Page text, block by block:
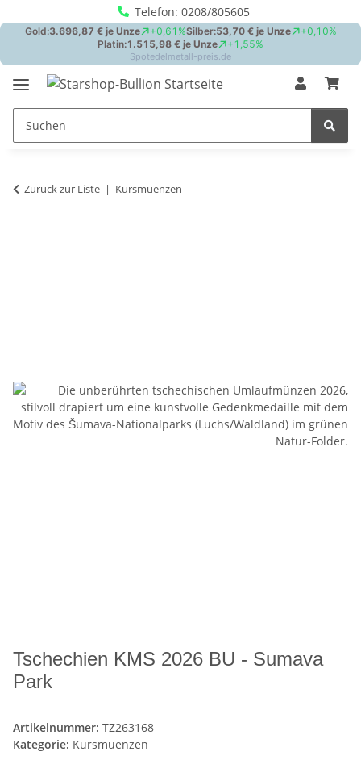
Telefon: 0208/805605
Zurück zur Liste Kursmuenzen
Tschechien KMS 2026 BU - Sumava
Park
Artikelnummer: TZ263168
Kategorie: Kursmuenzen